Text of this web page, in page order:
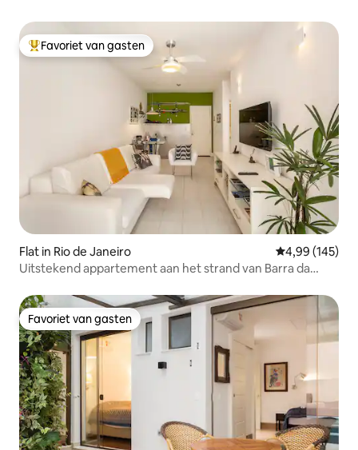
Topfavoriet van gasten
Favoriet van gasten
Flat in Rio de Janeiro Gemiddelde
4,99 (145)
Uitstekend appartement aan het strand van Barra da
Favoriet van gasten
Favoriet van gasten